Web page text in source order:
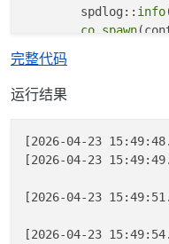
        }
    }
        spdlog::
info
co_spawn
    }
}
int main
IOContext
co_spawn
// 启动 io_uring
完整代码
运行结果
[2026-04-23
[2026-04-23
[2026-04-23
[2026-04-23